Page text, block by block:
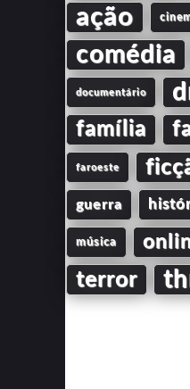
ação
comédia
documentário
família
faroeste
guerra
música
terror